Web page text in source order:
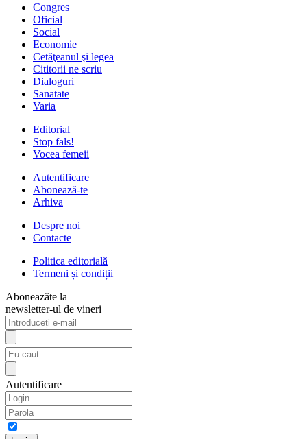
Congres
Oficial
Social
Economie
Cetăţeanul şi legea
Cititorii ne scriu
Dialoguri
Sanatate
Varia
Editorial
Stop fals!
Vocea femeii
Autentificare
Abonează-te
Arhiva
Despre noi
Contacte
Politica editorială
Termeni și condiții
Aboneazăte la
newsletter-ul de vineri
Autentificare